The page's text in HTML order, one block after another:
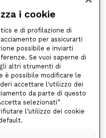
venditore(1)
0,629
mese per
i cookie
e di profilazione di
per assicurarti
possibile e inviarti
Se vuoi saperne di
altri strumenti di
è possibile modificare le
accettare l'utilizzo dei
da parte di questo
selezionati”
l’utilizzo dei cookie